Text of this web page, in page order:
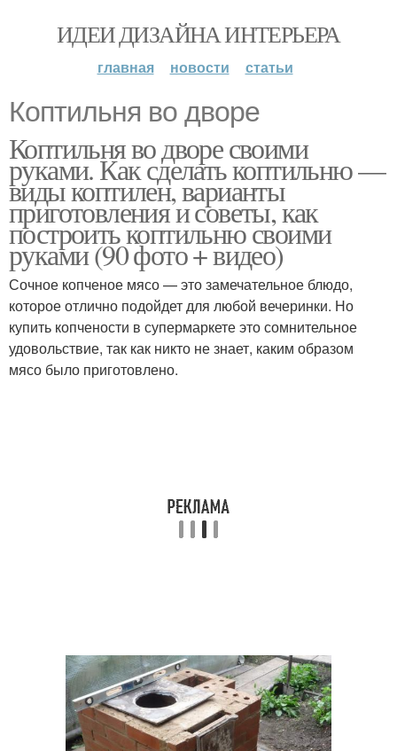
ИДЕИ ДИЗАЙНА ИНТЕРЬЕРА
главная новости статьи
Коптильня во дворе
Коптильня во дворе своими
руками. Как сделать коптильню —
виды коптилен, варианты
приготовления и советы, как
построить коптильню своими
руками (90 фото + видео)
Сочное копченое мясо — это замечательное блюдо,
которое отлично подойдет для любой вечеринки. Но
купить копчености в супермаркете это сомнительное
удовольствие, так как никто не знает, каким образом
мясо было приготовлено.